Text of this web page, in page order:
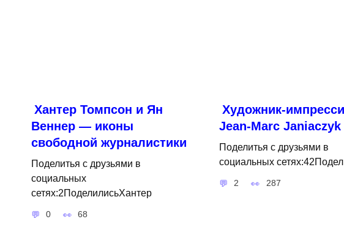
Хантер Томпсон и Ян
Веннер — иконы
свободной журналистики
Поделитья с друзьями в
социальных
сетях:2ПоделилисьХантер
0 68
Художник-
Jean-Marc Janiaczyk
Поделитья с друзьями в
социальных
2 287